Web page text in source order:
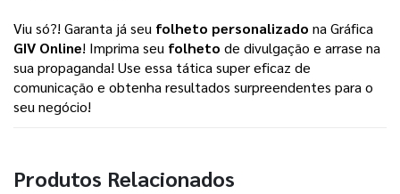
Viu só?! Garanta já seu folheto personalizado na Gráfica
GIV Online! Imprima seu folheto de divulgação e arrase na
sua propaganda! Use essa tática super eficaz de
comunicação e obtenha resultados surpreendentes para o
seu negócio!
Produtos Relacionados